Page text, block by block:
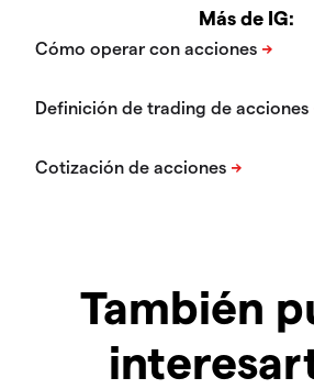
Más de IG:
También